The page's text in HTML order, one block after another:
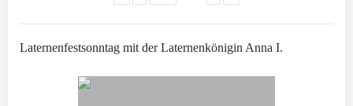
Laternenfestsonntag mit der Laternenkönigin Anna I.